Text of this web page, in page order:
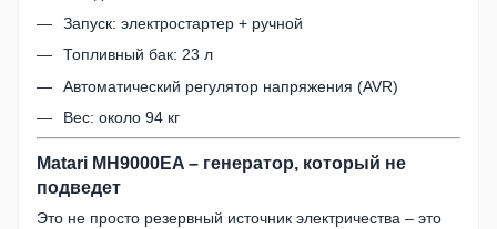
Запуск: электростартер + ручной
Топливный бак: 23 л
Автоматический регулятор напряжения (AVR)
Вес: около 94 кг
Matari MH9000EA – генератор, который не
подведет
Это не просто резервный источник электричества – это